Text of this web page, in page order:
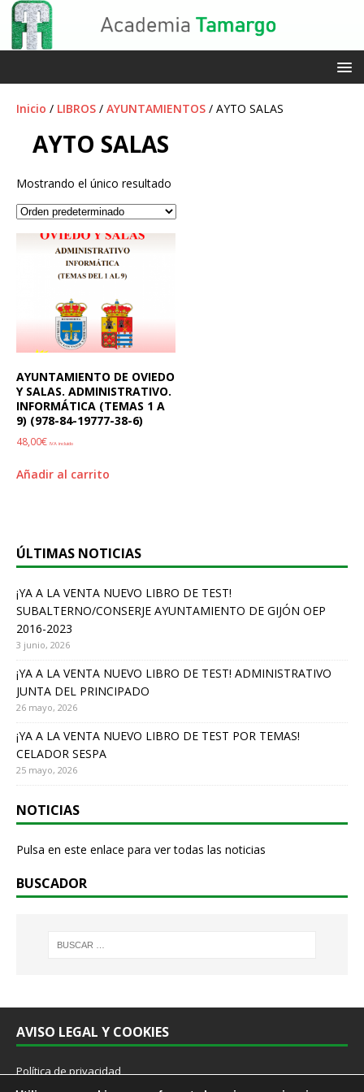
Inicio / LIBROS / AYUNTAMIENTOS / AYTO SALAS
AYTO SALAS
Mostrando el único resultado
AYUNTAMIENTO DE OVIEDO
Y SALAS. ADMINISTRATIVO.
INFORMÁTICA (TEMAS 1 A
9) (978-84-19777-38-6)
48,00€ IVA incluido
Añadir al carrito
ÚLTIMAS NOTICIAS
¡YA A LA VENTA NUEVO LIBRO DE TEST!
SUBALTERNO/CONSERJE AYUNTAMIENTO DE GIJÓN OEP
2016-2023
3 junio, 2026
¡YA A LA VENTA NUEVO LIBRO DE TEST! ADMINISTRATIVO
JUNTA DEL PRINCIPADO
26 mayo, 2026
¡YA A LA VENTA NUEVO LIBRO DE TEST POR TEMAS!
CELADOR SESPA
25 mayo, 2026
NOTICIAS
Pulsa en este enlace para ver todas las noticias
BUSCADOR
AVISO LEGAL Y COOKIES
Política de privacidad
Cookies